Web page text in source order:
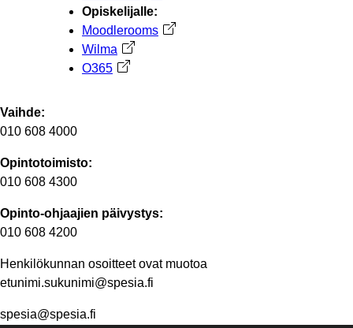
Opiskelijalle:
Moodlerooms Avautuu uuteen välilehteen
Wilma Avautuu uuteen välilehteen
O365 Avautuu uuteen välilehteen
Vaihde:
010 608 4000
Opintotoimisto:
010 608 4300
Opinto-ohjaajien päivystys:
010 608 4200
Henkilökunnan osoitteet ovat muotoa
etunimi.sukunimi@spesia.fi
spesia@spesia.fi